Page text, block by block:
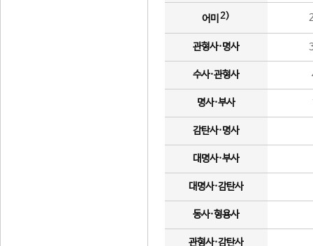
어미 2)
관형사·명사
수사·관형사
명사·부사
감탄사·명사
대명사·부사
대명사·감탄사
동사·형용사
관형사·감탄사